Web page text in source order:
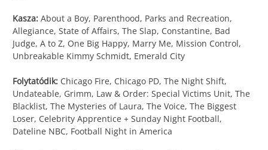
Kasza: About a Boy, Parenthood, Parks and Recreation,
Allegiance, State of Affairs, The Slap, Constantine, Bad
Judge, A to Z, One Big Happy, Marry Me, Mission Control,
Unbreakable Kimmy Schmidt, Emerald City
Folytatódik: Chicago Fire, Chicago PD, The Night Shift,
Undateable, Grimm, Law & Order: Special Victims Unit, The
Blacklist, The Mysteries of Laura, The Voice, The Biggest
Loser, Celebrity Apprentice + Sunday Night Football,
Dateline NBC, Football Night in America